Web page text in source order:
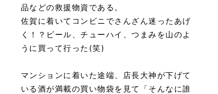
品などの救援物資である。
佐賀に着いてコンビニでさんざん迷ったあげ
く！？ビール、チューハイ、つまみを山のよ
うに買って行った(笑)
マンションに着いた途端、店長大神が下げて
いる酒が満載の買い物袋を見て「そんなに誰